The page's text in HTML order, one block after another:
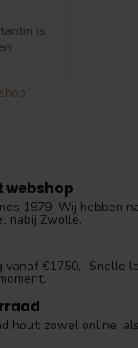
is
webshop
1979. Wij hebben
nabij Zwolle.
vanaf €1750,- Snelle
hout: zowel online,